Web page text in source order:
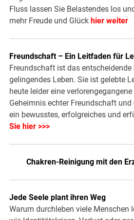
Fluss lassen Sie Belastendes los
mehr Freude und Glück hier weiter
Freundschaft – Ein Leitfaden für
Freundschaft ist das
gelingendes Leben. Sie ist gelebte
heute leider eine
Geheimnis echter Freundschaft
ein bewusstes, erfolgreiches und
Sie hier >>>
Chakren-Reinigung mit den
Jede Seele plant ihren Weg
Warum durchleben viele Menschen